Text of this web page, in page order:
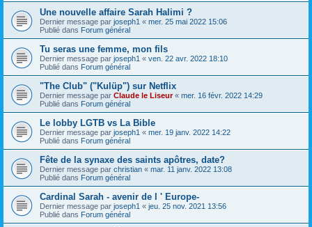
Une nouvelle affaire Sarah Halimi ?
Dernier message par joseph1 « mer. 25 mai 2022 15:06
Publié dans Forum général
Tu seras une femme, mon fils
Dernier message par joseph1 « ven. 22 avr. 2022 18:10
Publié dans Forum général
"The Club" ("Kulüp") sur Netflix
Dernier message par Claude le Liseur« mer. 16 févr. 2022 14:29
Publié dans Forum général
Le lobby LGTB vs La Bible
Dernier message par joseph1 « mer. 19 janv. 2022 14:22
Publié dans Forum général
Fête de la synaxe des saints apôtres, date?
Dernier message par christian « mar. 11 janv. 2022 13:08
Publié dans Forum général
Cardinal Sarah - avenir de l ' Europe-
Dernier message par joseph1 « jeu. 25 nov. 2021 13:56
Publié dans Forum général